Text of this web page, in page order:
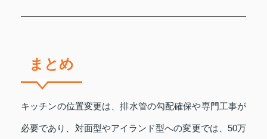
まとめ
キッチンの位置変更は、排水管の勾配確保や専門工事が
必要であり、対面型やアイランド型への変更では、50万